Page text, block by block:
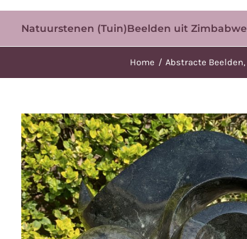
Natuurstenen (Tuin)Beelden uit Zimbabwe
Home Abstracte Beelden